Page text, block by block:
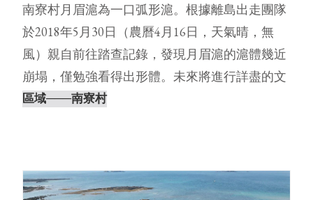
南寮村月眉滬為一口弧形滬。根據離島出走團隊
於2018年5月30日（農曆4月16日，天氣晴，無
風）親自前往踏查記錄，發現月眉滬的滬體幾近
崩塌，僅勉強看得出形體。未來將進行詳盡的文
史調查並前往與村⋯
區域───南寮村